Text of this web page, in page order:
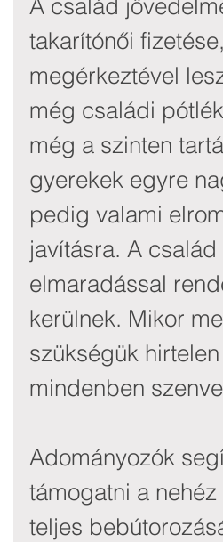
A család
takarítónői
megérkeztével
még családi
még a szinten
gyerekek egyre
pedig valami
javításra. A
elmaradással
kerülnek. Mikor
szükségük
mindenben
Adományozók
támogatni a
teljes